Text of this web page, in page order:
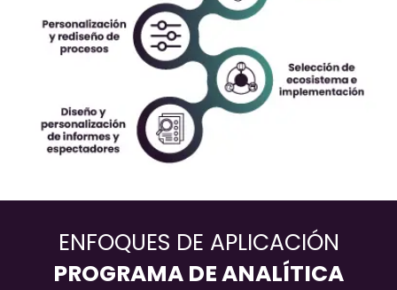
ENFOQUES DE APLICACIÓN
PROGRAMA DE ANALÍTICA